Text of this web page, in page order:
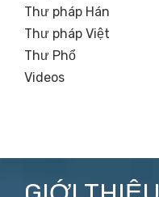
Thư pháp Hán
Thư pháp Việt
Thư Phổ
Videos